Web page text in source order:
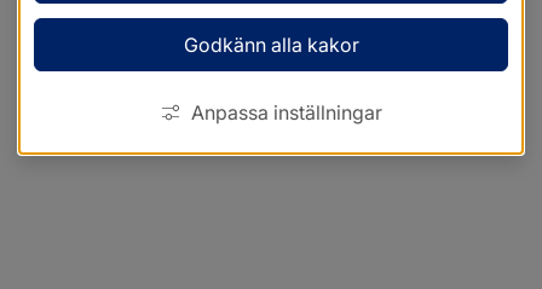
Godkänn alla kakor
Anpassa inställningar